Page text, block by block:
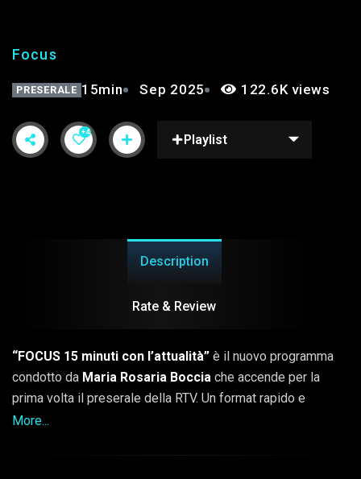
Focus
PRESERALE 15min Sep 2025 122.6K views
+4
Playlist
Description
Rate & Review
“FOCUS 15 minuti con l’attualità” è il nuovo programma
condotto da Maria Rosaria Boccia che accende per la
prima volta il preserale della RTV. Un format rapido e
incisivo: in soli 15 minuti racconta e analizza i temi più caldi
More...